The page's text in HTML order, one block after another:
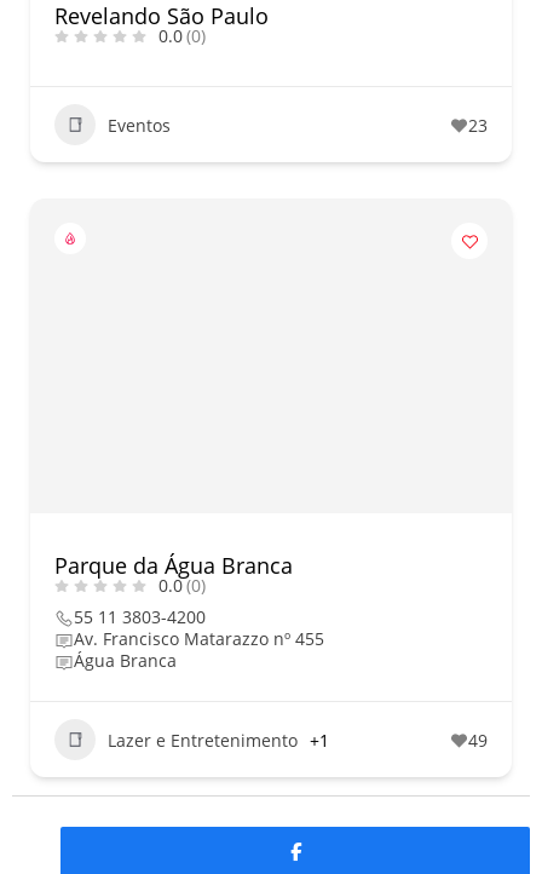
Revelando São Paulo
0.0(0)
Eventos 23
Parque da Água Branca
0.0(0)
55 11 3803-4200
Av. Francisco Matarazzo nº 455
Água Branca
Lazer e Entretenimento +1 49